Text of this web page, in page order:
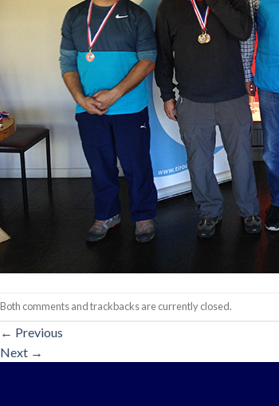
Both comments and trackbacks are currently closed.
← Previous
Next →